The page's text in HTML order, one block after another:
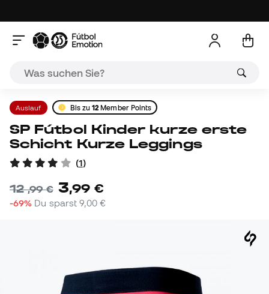
Auslauf Bis zu12 Member Points
SP Fútbol Kinder kurze erste
Schicht Kurze Leggings
(1)
12,99 € 3,99 €
-69% Du sparst9,00 €